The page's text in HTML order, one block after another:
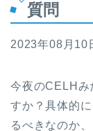
質問
2023年08月
今夜のCELHみ
すか？具体的
るべきなのか